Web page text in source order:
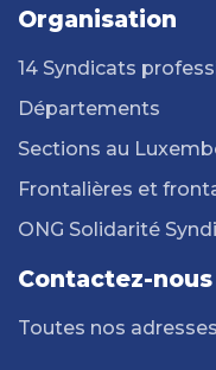
Organisation
14 Syndicats
Départements
Sections au
Frontalières et
ONG Solidarité
Contactez-nous
Toutes nos adresses